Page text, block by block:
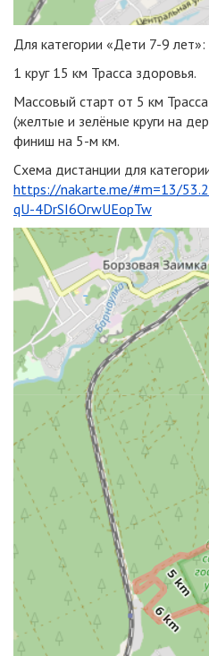
Для категории «Дети 7-9 лет»:
1 круг 15 км Трасса здоровья.
Массовый старт от 5 км
(желтые и зелёные круги на
финиш на 5-м км.
Схема дистанции для
https://nakarte.me/#m=13/
qU-4DrSI6OrwUEopTw